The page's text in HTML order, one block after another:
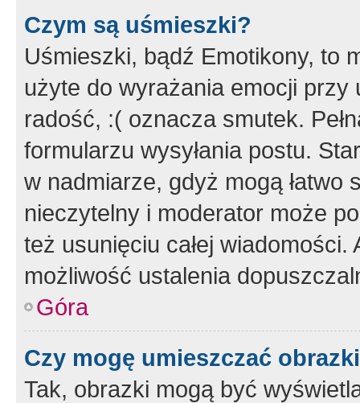
Czym są uśmieszki?
Uśmieszki, bądź Emotikony, to
użyte do wyrażania emocji
radość, :( oznacza smutek.
formularzu wysyłania postu.
w nadmiarze, gdyż mogą
nieczytelny i moderator może
też usunięciu całej
możliwość ustalenia
Góra
Czy mogę umieszczać
Tak, obrazki mogą być